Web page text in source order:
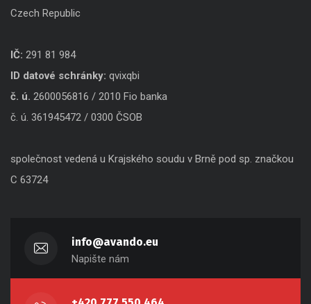
Czech Republic
IČ: 291 81 984
ID datové schránky: qvixqbi
č. ú. 2600056816 / 2010 Fio banka
č. ú. 361945472 / 0300 ČSOB
společnost vedená u Krajského soudu v Brně pod sp. značkou
C 63724
info@avando.eu
Napište nám